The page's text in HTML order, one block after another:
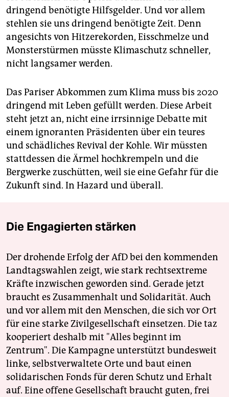
dringend benötigte Hilfsgelder. Und vor allem
stehlen sie uns dringend benötigte Zeit. Denn
angesichts von Hitzerekorden, Eisschmelze und
Monsterstürmen müsste Klimaschutz schneller,
nicht langsamer werden.
Das Pariser Abkommen zum Klima muss bis 2020
dringend mit Leben gefüllt werden. Diese Arbeit
steht jetzt an, nicht eine irrsinnige Debatte mit
einem ignoranten Präsidenten über ein teures
und schädliches Revival der Kohle. Wir müssten
stattdessen die Ärmel hochkrempeln und die
Bergwerke zuschütten, weil sie eine Gefahr für die
Zukunft sind. In Hazard und überall.
Die Engagierten stärken
Der drohende Erfolg der AfD bei den kommenden
Landtagswahlen zeigt, wie stark rechtsextreme
Kräfte inzwischen geworden sind. Gerade jetzt
braucht es Zusammenhalt und Solidarität. Auch
und vor allem mit den Menschen, die sich vor Ort
für eine starke Zivilgesellschaft einsetzen. Die taz
kooperiert deshalb mit "Alles beginnt im
Zentrum". Die Kampagne unterstützt bundesweit
linke, selbstverwaltete Orte und baut einen
solidarischen Fonds für deren Schutz und Erhalt
auf. Eine offene Gesellschaft braucht guten, frei